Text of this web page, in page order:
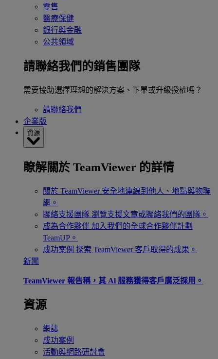
零售
醫療保健
銀行與金融
公共領域
請聯絡我們的銷售團隊
需要協助選擇理想的解決方案、下單或升級授權嗎？
請聯絡我們
企業版
資源
瞭解關於 TeamViewer 的詳情
關於 TeamViewer 安全地連線到他人、地點與物聯
網。
聯絡支援團隊 瀏覽支援文章或聯絡我們的團隊。
成為合作夥伴 加入我們的全球合作夥伴計劃
TeamUP。
成功案例 探索 TeamViewer 客戶取得的成果。
新聞
TeamViewer 報告稱，其 Al 服務獲得客戶廣泛採用。
資源
網誌
成功案例
活動與網路研討會